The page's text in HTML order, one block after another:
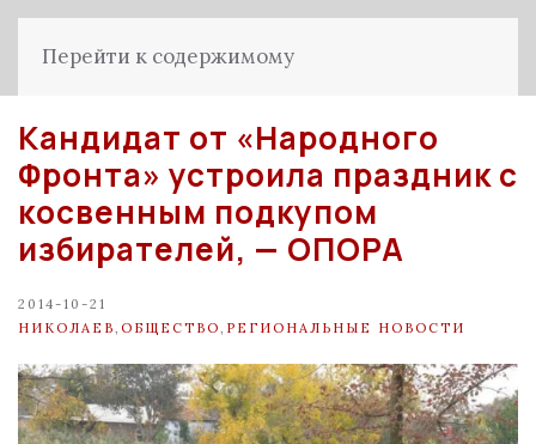
Перейти к содержимому
Кандидат от «Народного
Фронта» устроила праздник с
косвенным подкупом
избирателей, — ОПОРА
2014-10-21
НИКОЛАЕВ ОБЩЕСТВО РЕГИОНАЛЬНЫЕ НОВОСТИ